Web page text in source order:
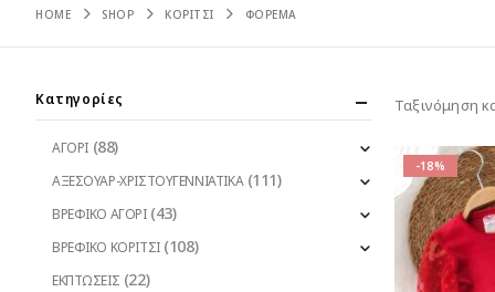
HOME SHOP ΚΟΡΙΤΣΙ ΦΟΡΕΜΑ
Ταξινόμηση
-18%
Κατηγορίες
ΑΓΟΡΙ (88)
ΑΞΕΣΟΥΑΡ-ΧΡΙΣΤΟΥΓΕΝΝΙΑΤΙΚΑ (111)
ΒΡΕΦΙΚΟ ΑΓΟΡΙ (43)
ΒΡΕΦΙΚΟ ΚΟΡΙΤΣΙ (108)
ΕΚΠΤΩΣΕΙΣ (22)